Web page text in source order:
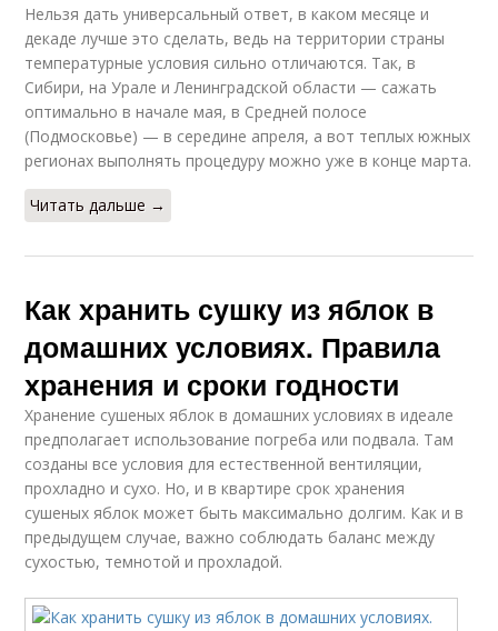
Нельзя дать универсальный ответ, в каком месяце и
декаде лучше это сделать, ведь на территории страны
температурные условия сильно отличаются. Так, в
Сибири, на Урале и Ленинградской области — сажать
оптимально в начале мая, в Средней полосе
(Подмосковье) — в середине апреля, а вот теплых южных
регионах выполнять процедуру можно уже в конце марта.
Читать дальше →
Как хранить сушку из яблок в
домашних условиях. Правила
хранения и сроки годности
Хранение сушеных яблок в домашних условиях в идеале
предполагает использование погреба или подвала. Там
созданы все условия для естественной вентиляции,
прохладно и сухо. Но, и в квартире срок хранения
сушеных яблок может быть максимально долгим. Как и в
предыдущем случае, важно соблюдать баланс между
сухостью, темнотой и прохладой.